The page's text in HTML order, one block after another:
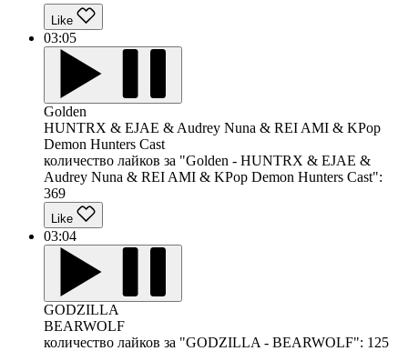
Like
03:05
Golden
HUNTRX & EJAE & Audrey Nuna & REI AMI & KPop
Demon Hunters Cast
количество лайков за "Golden - HUNTRX & EJAE &
Audrey Nuna & REI AMI & KPop Demon Hunters Cast":
369
Like
03:04
GODZILLA
BEARWOLF
количество лайков за "GODZILLA - BEARWOLF": 125